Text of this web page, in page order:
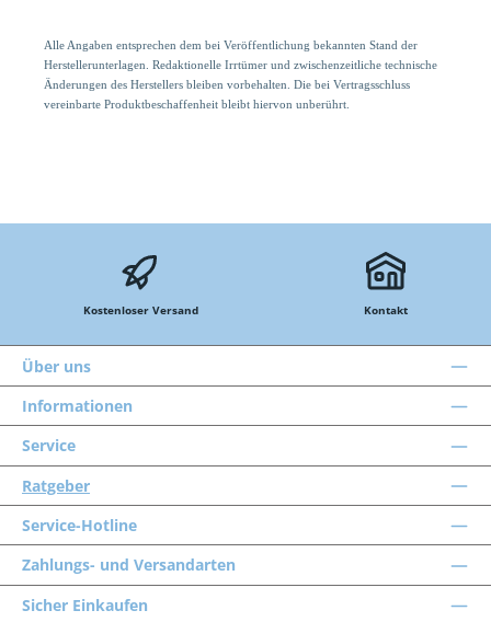
Alle Angaben entsprechen dem bei Veröffentlichung bekannten Stand der
Herstellerunterlagen. Redaktionelle Irrtümer und zwischenzeitliche technische
Änderungen des Herstellers bleiben vorbehalten. Die bei Vertragsschluss
vereinbarte Produktbeschaffenheit bleibt hiervon unberührt.
Kostenloser Versand Kontakt
Über uns
Informationen
Service
Ratgeber
Service-Hotline
Zahlungs- und Versandarten
Sicher Einkaufen